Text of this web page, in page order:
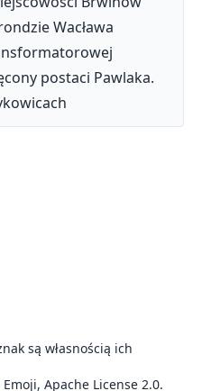
Wacława
postaci Pawlaka.
są własnością ich
Emoji, Apache License 2.0.